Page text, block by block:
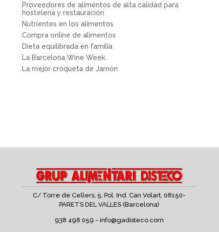
Proveedores de alimentos de alta calidad para
hostelería y restauración
Nutrientes en los alimentos
Compra online de alimentos
Dieta equilibrada en familia
La Barcelona Wine Week
La mejor croqueta de Jamón
C/ Torre de Cellers, 5, Pol. Ind. Can Volart,08150-
PARETS DEL VALLES (Barcelona)
938 498 059 -info@gadisteco.com